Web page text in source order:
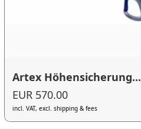
Artex Höhensicherung...
EUR 570.00
incl. VAT, excl. shipping & fees